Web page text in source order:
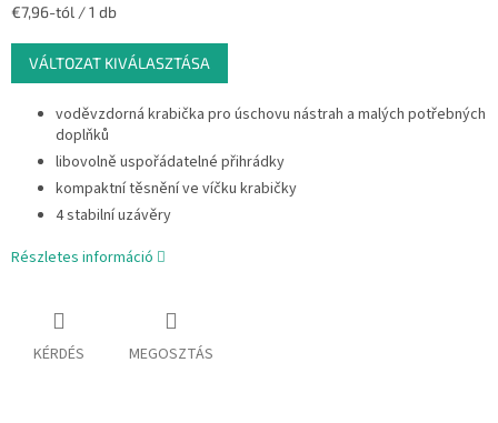
Egységár:
€7,96-tól / 1 db
VÁLTOZAT KIVÁLASZTÁSA
voděvzdorná krabička pro úschovu nástrah a malých potřebných
doplňků
libovolně uspořádatelné přihrádky
kompaktní těsnění ve víčku krabičky
4 stabilní uzávěry
Részletes információ
KÉRDÉS MEGOSZTÁS